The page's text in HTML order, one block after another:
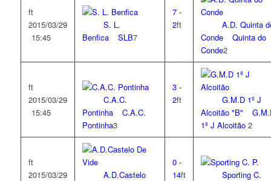
ft
2015/03/29
15:45
S. L.
Benfica
SLB7
7-
2ft
A.D. Quinta
Conde
Quinta do
Conde2
ft
2015/03/29
15:45
C.A.C.
Pontinha
C.A.C.
Pontinha3
3-
2ft
G.M.D 1º J
Alcoitão "B"
1º J Alcoitão 2
ft
2015/03/29
A.D.Castelo
0-
14ft
Sporting C.